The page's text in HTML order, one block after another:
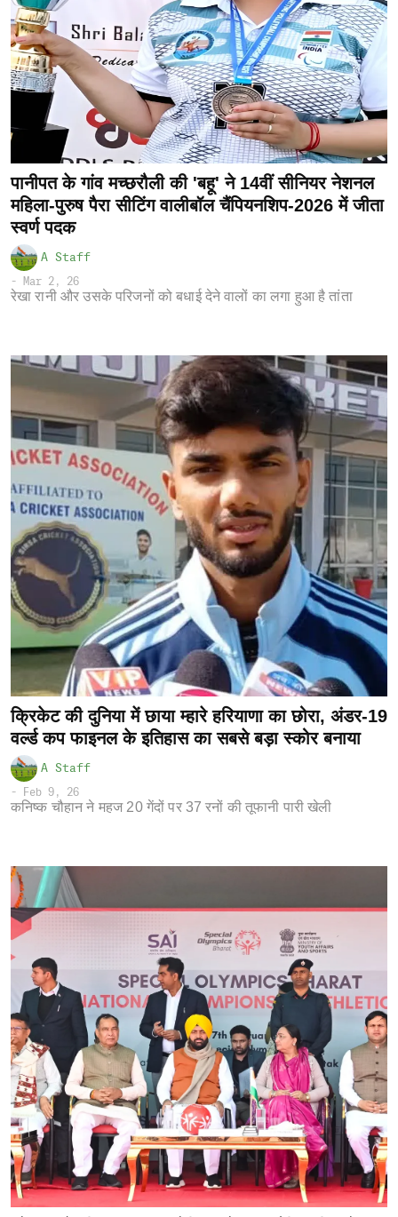
पानीपत के गांव मच्छरौली की 'बहू' ने 14वीं सीनियर नेशनल
महिला-पुरुष पैरा सीटिंग वालीबॉल चैंपियनशिप-2026 में जीता
स्वर्ण पदक
A Staff
- Mar 2, 26
रेखा रानी और उसके परिजनों को बधाई देने वालों का लगा हुआ है तांता
क्रिकेट की दुनिया में छाया म्हारे हरियाणा का छोरा, अंडर-19
वर्ल्ड कप फाइनल के इतिहास का सबसे बड़ा स्कोर बनाया
A Staff
- Feb 9, 26
कनिष्क चौहान ने महज 20 गेंदों पर 37 रनों की तूफानी पारी खेली